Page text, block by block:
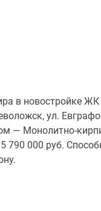
в новостройке
ул.
— Монолитно-
790 000 руб.